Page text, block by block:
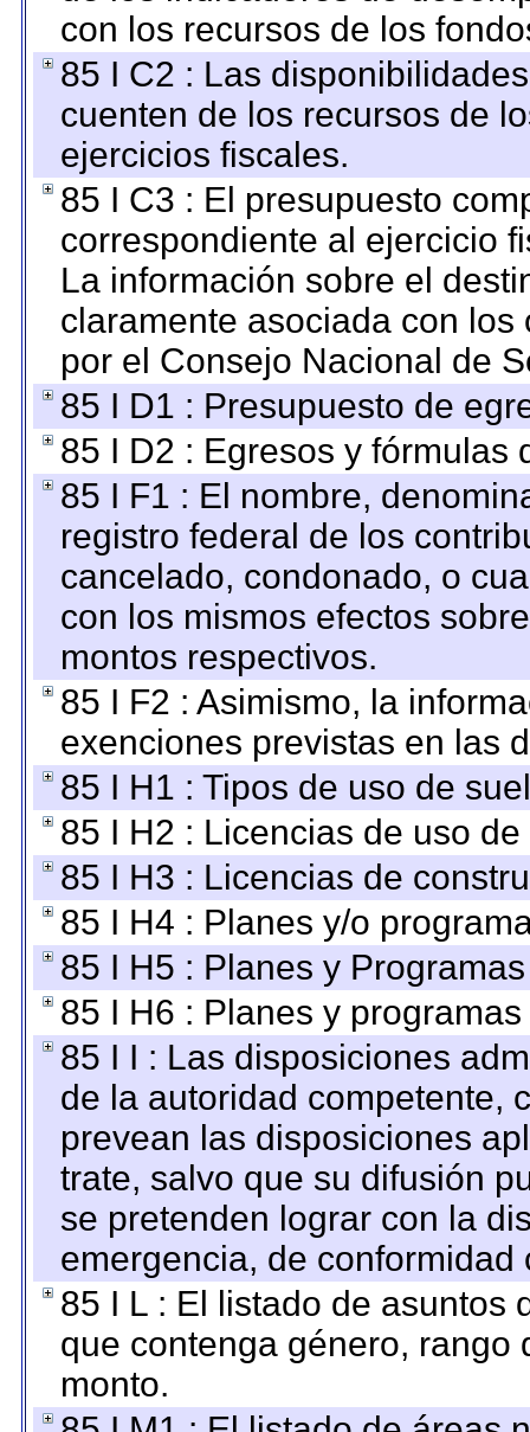
con los recursos de los
85 I C2 : Las
cuenten de los recursos de
ejercicios fiscales.
85 I C3 : El presupuesto
correspondiente al ejercicio
La información sobre el
claramente asociada con
por el Consejo Nacional de
85 I D1 : Presupuesto de
85 I D2 : Egresos y fórmulas
85 I F1 : El nombre,
registro federal de los
cancelado, condonado, o
con los mismos efectos
montos respectivos.
85 I F2 : Asimismo, la
exenciones previstas en las
85 I H1 : Tipos de uso de
85 I H2 : Licencias de uso
85 I H3 : Licencias de
85 I H4 : Planes y/o
85 I H5 : Planes y
85 I H6 : Planes y
85 I I : Las disposiciones
de la autoridad competente,
prevean las disposiciones
trate, salvo que su difusión
se pretenden lograr con la
emergencia, de
85 I L : El listado de asuntos
que contenga género, rango
monto.